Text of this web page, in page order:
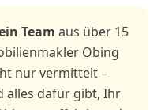
Team aus über 15
Obing
nur vermittelt –
alles dafür gibt, Ihr